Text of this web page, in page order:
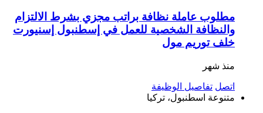
مطلوب عاملة نظافة براتب مجزي بشرط الالتزام
والنظافة الشخصية للعمل في إسطنبول إسنيورت
خلف توريم مول
منذ شهر
اتصل تفاصيل الوظيفة
متنوعة اسطنبول، تركيا